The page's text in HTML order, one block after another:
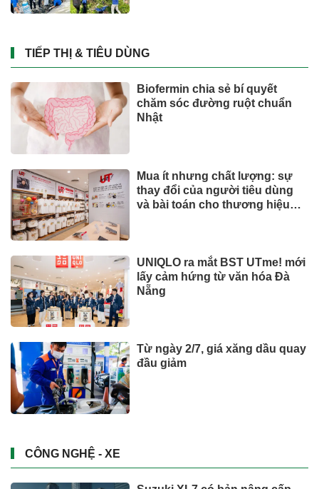
to, đề phòng dông lốc
SỨC KHOẺ - ĐỜI SỐNG
Toyota tiếp tục là hãng xe bán
chạy nhất thế giới nửa đầu
năm 2026
Những bức ảnh chưa từng
thấy về cáp treo Fansipan 10
năm trước: Đằng sau 15 phút
Việt Nam có 600 GW tiềm năng
Chủ khu resort trăm triệu đồng/
đêm Six Senses Ninh Van Bay